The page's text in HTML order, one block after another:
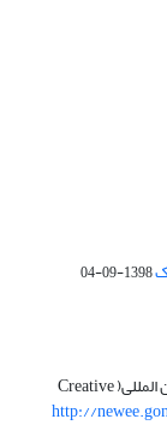
1398-09-04
مقالاتی که در این نشریه منتشر شده اند تحت مجوز بین المللی( Creative
http://